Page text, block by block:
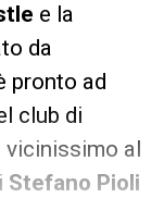
e la
da
pronto ad
club di
vicinissimo al
Stefano Pioli